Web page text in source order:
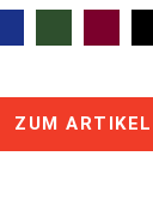
ZUM ARTIKEL